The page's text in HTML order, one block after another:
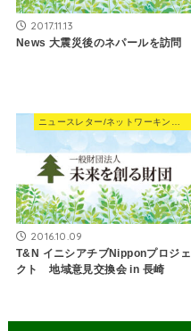
2017.11.13
News 大震災後のネパールを訪問
2016.10.09
T&N イニシアチブNipponプロジェ
クト 地域意見交換会 in 長崎